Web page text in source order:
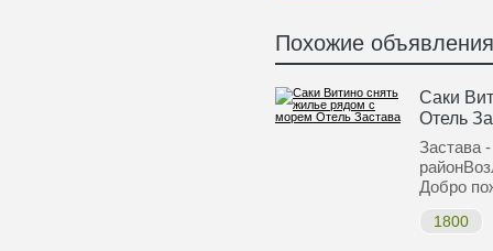
Похожие объявления
Саки
Отель
Застава
Добро
1800